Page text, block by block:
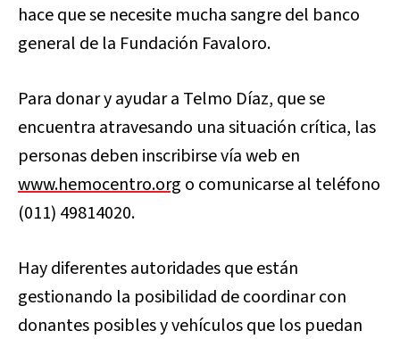
hace que se necesite mucha sangre del banco
general de la Fundación Favaloro.
Para donar y ayudar a Telmo Díaz, que se
encuentra atravesando una situación crítica, las
personas deben inscribirse vía web en
www.hemocentro.org o comunicarse al teléfono
(011) 49814020.
Hay diferentes autoridades que están
gestionando la posibilidad de coordinar con
donantes posibles y vehículos que los puedan